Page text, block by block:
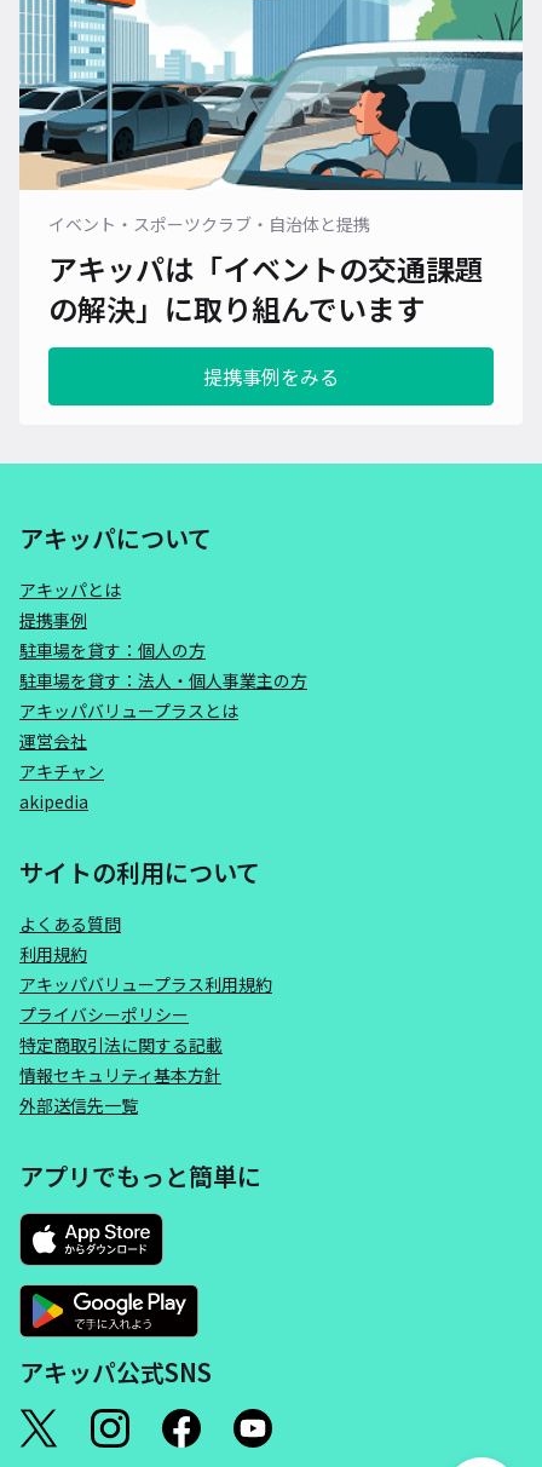
イベント・スポーツクラブ・自治体と提携
アキッパは「イベントの交通課題
の解決」に取り組んでいます
提携事例をみる
アキッパについて
アキッパとは
提携事例
駐車場を貸す：個人の方
駐車場を貸す：法人・個人事業主の方
アキッパバリュープラスとは
運営会社
アキチャン
akipedia
サイトの利用について
よくある質問
利用規約
アキッパバリュープラス利用規約
プライバシーポリシー
特定商取引法に関する記載
情報セキュリティ基本方針
外部送信先一覧
アプリでもっと簡単に
アキッパ公式SNS